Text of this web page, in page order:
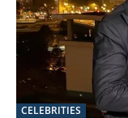
CELEBRITIES